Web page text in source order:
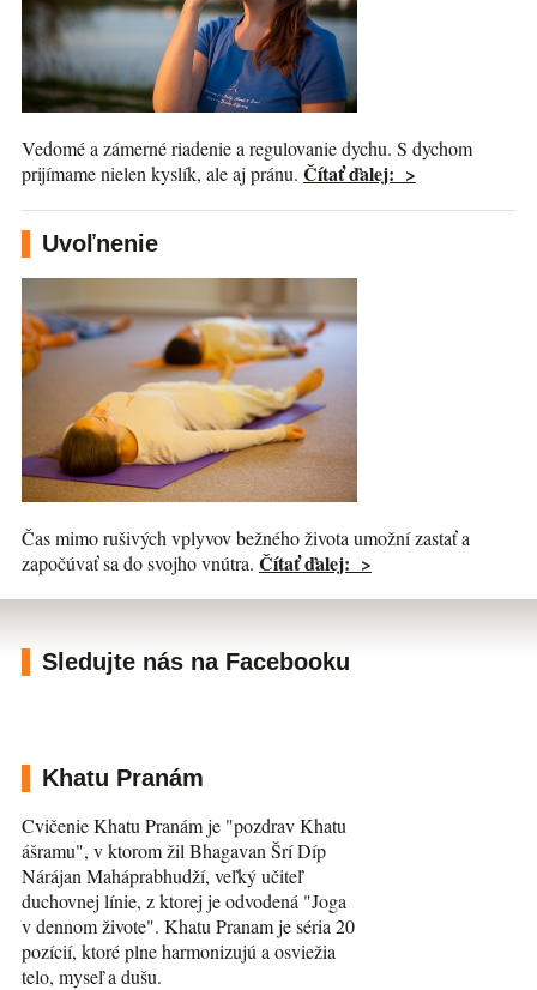
Vedomé a zámerné riadenie a regulovanie dychu. S dychom
prijímame nielen kyslík, ale aj pránu. Čítať ďalej: >
Uvoľnenie
Čas mimo rušivých vplyvov bežného života umožní zastať a
započúvať sa do svojho vnútra. Čítať ďalej: >
Sledujte nás na Facebooku
Khatu Pranám
Cvičenie Khatu Pranám je "pozdrav Khatu
ášramu", v ktorom žil Bhagavan Šrí Díp
Nárájan Maháprabhudží, veľký učiteľ
duchovnej línie, z ktorej je odvodená "Joga
v dennom živote". Khatu Pranam je séria 20
pozícií, ktoré plne harmonizujú a osviežia
telo, myseľ a dušu.